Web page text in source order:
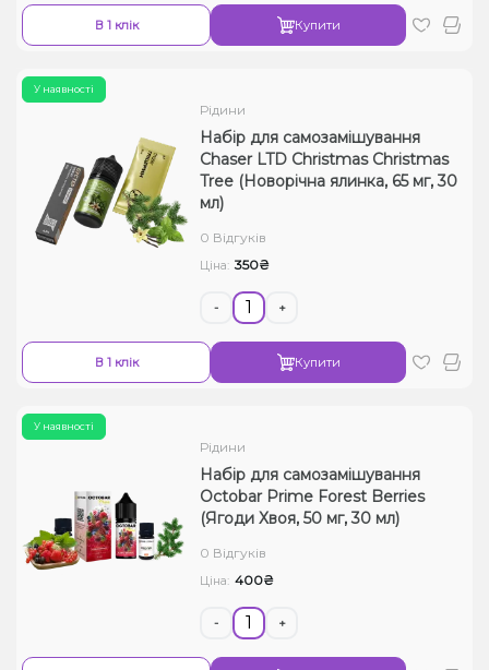
В 1 клік Купити
У наявності
Рідини
Набір для самозамішування
Chaser LTD Christmas Christmas
Tree (Новорічна ялинка, 65 мг, 30
мл)
0 Відгуків
Ціна: 350₴
- +
В 1 клік Купити
У наявності
Рідини
Набір для самозамішування
Octobar Prime Forest Berries
(Ягоди Хвоя, 50 мг, 30 мл)
0 Відгуків
Ціна: 400₴
- +